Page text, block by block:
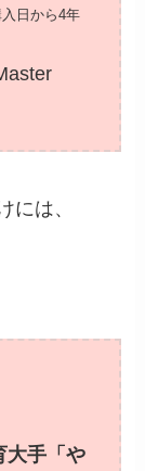
日から4年
には、
手「や